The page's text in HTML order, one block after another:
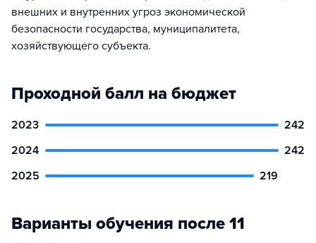
внешних и внутренних угроз экономической
безопасности государства, муниципалитета,
хозяйствующего субъекта.
Проходной балл на бюджет
2023
242
2024
242
2025
219
Варианты обучения после 11